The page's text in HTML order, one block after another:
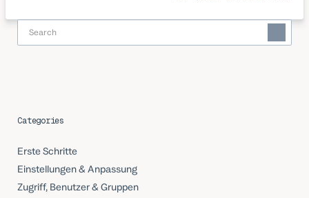
Categories
Erste Schritte
Einstellungen & Anpassung
Zugriff, Benutzer & Gruppen